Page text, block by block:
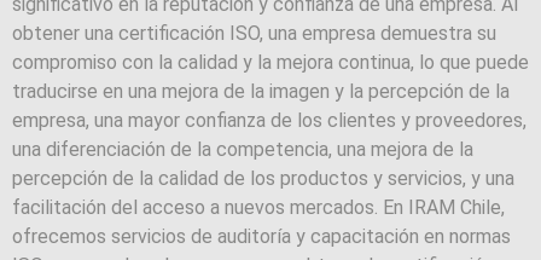
obtener una certificación ISO, una empresa demuestra su
compromiso con la calidad y la mejora continua, lo que puede
traducirse en una mejora de la imagen y la percepción de la
empresa, una mayor confianza de los clientes y proveedores,
una diferenciación de la competencia, una mejora de la
percepción de la calidad de los productos y servicios, y una
facilitación del acceso a nuevos mercados. En IRAM Chile,
ofrecemos servicios de auditoría y capacitación en normas